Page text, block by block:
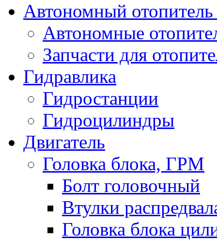
Автономный отопитель
Автономные
Запчасти для
Гидравлика
Гидростанции
Гидроцилиндры
Двигатель
Головка блока, ГРМ
Болт головочный
Втулки
Головка блока